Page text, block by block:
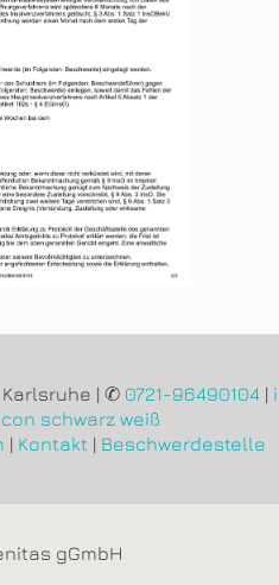
Karlsruhe | ✆ 0721-96490104 |
| Kontakt | Beschwerdestelle
gGmbH